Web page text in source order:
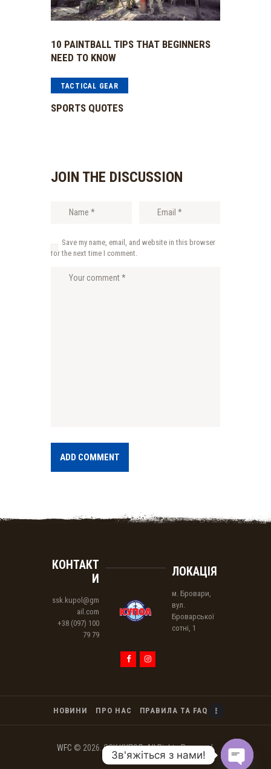
10 PAINTBALL TIPS THAT BEGINNERS
NEED TO KNOW
TACTICAL GEAR
SPORTS QUOTES
JOIN THE DISCUSSION
Save my name, email, and website in this browser
for the next time I comment.
КОНТАКТ
И
ssk.kupol@gm
ail.com
+38 (097) 100
79 79
ЛОКАЦІЯ
м. Бровари,
вул.
Броварської
сотнi, 1
НОВИНИ ПРО НАС ПРАВИЛА ТА FAQ
WFC © 2026. ССК КУПОЛ. All Rights Reserved.
Зв'яжіться з нами!